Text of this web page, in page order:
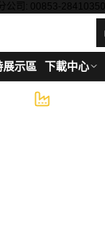
公司: 00853-28410350
展示區 下載中心